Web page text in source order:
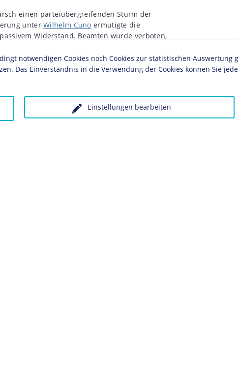
einen parteiübergreifenden Sturm der
unterWilhelm Cuno ermutigte die
Widerstand. Beamten wurde verboten,
leistete, wiesen die Besatzungsbehörden
aus dem Ruhrgebiet sowie aus dem seit
"unbesetzte" Deutschland aus.
notwendigen Cookies noch Cookies zur statistischen Auswertung
Das Einverständnis in die Verwendung der Cookies können Sie
Einstellungen bearbeiten